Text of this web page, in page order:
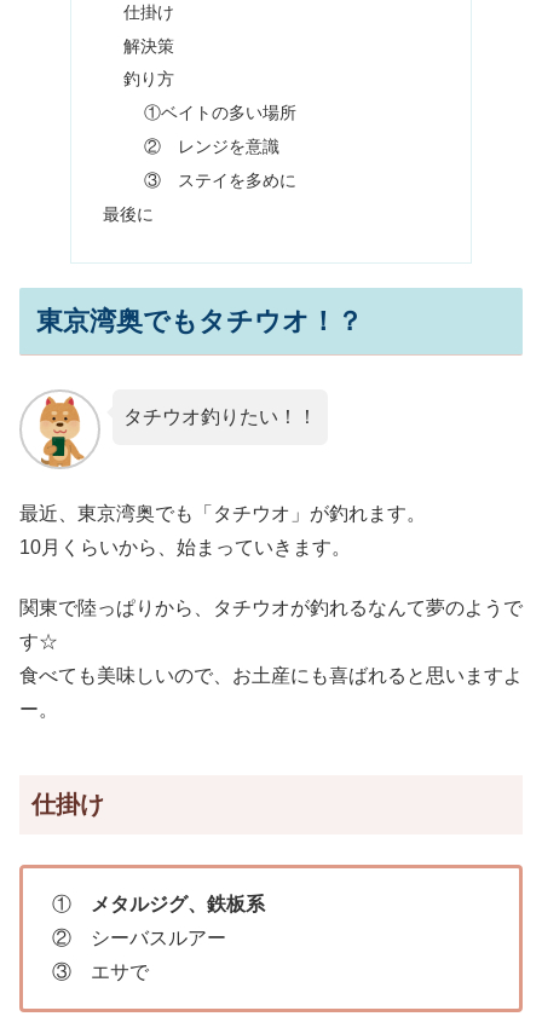
仕掛け
解決策
釣り方
①ベイトの多い場所
② レンジを意識
③ ステイを多めに
最後に
東京湾奥でもタチウオ！？
タチウオ釣りたい！！
最近、東京湾奥でも「タチウオ」が釣れます。
10月くらいから、始まっていきます。
関東で陸っぱりから、タチウオが釣れるなんて夢のようで
す☆
食べても美味しいので、お土産にも喜ばれると思いますよ
ー。
仕掛け
①
メタルジグ、鉄板系
② シーバスルアー
③ エサで